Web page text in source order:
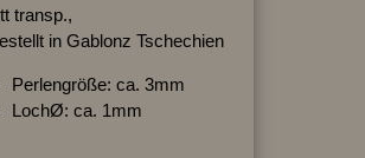
transp.,
in Gablonz Tschechien
Perlengröße: ca. 3mm
LochØ: ca. 1mm